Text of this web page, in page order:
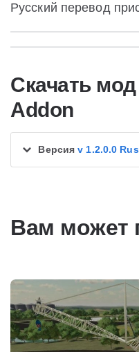
Русский перевод
Скачать
Addon
Версияv 1.2.0.0 Rus
Вам может